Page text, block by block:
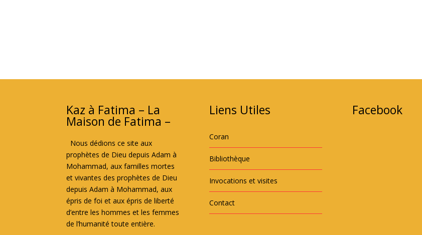
Kaz à Fatima – La
Maison de Fatima –
Nous dédions ce site aux
prophètes de Dieu depuis Adam à
Mohammad, aux familles mortes
et vivantes des prophètes de Dieu
depuis Adam à Mohammad, aux
épris de foi et aux épris de liberté
d’entre les hommes et les femmes
de l’humanité toute entière.
Liens Utiles
Coran
Bibliothèque
Invocations et visites
Contact
Facebook